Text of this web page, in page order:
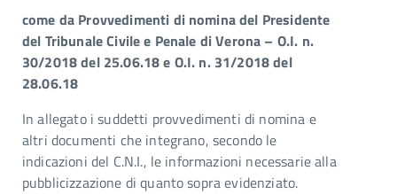
come da Provvedimenti di nomina del Presidente
del Tribunale Civile e Penale di Verona – O.I. n.
30/2018 del 25.06.18 e O.I. n. 31/2018 del
28.06.18
In allegato i suddetti provvedimenti di nomina e
altri documenti che integrano, secondo le
indicazioni del C.N.I., le informazioni necessarie alla
pubblicizzazione di quanto sopra evidenziato.